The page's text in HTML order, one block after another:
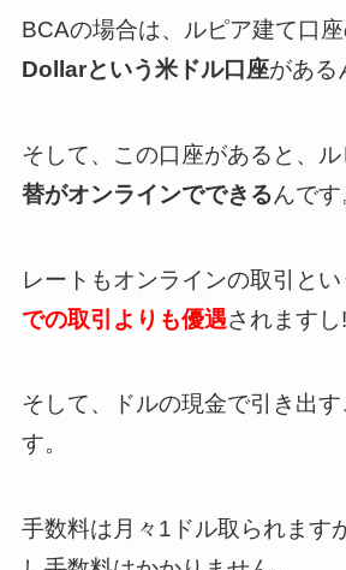
BCAの場合は、ルピア建て口座
Dollarという米ドル口座がある
そして、この口座があると、
替がオンラインでできるんです
レートもオンラインの取引とい
での取引よりも優遇されますし!
そして、ドルの現金で引き出
す。
手数料は月々1ドル取られます